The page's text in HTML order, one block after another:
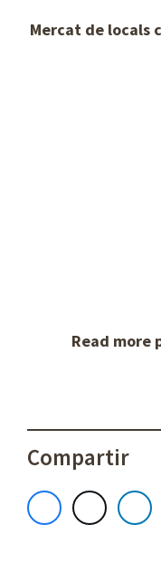
Mercat de locals
Read more
Compartir